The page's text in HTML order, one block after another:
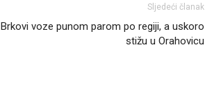
Sljedeći članak
Brkovi voze punom parom po regiji, a uskoro
stižu u Orahovicu